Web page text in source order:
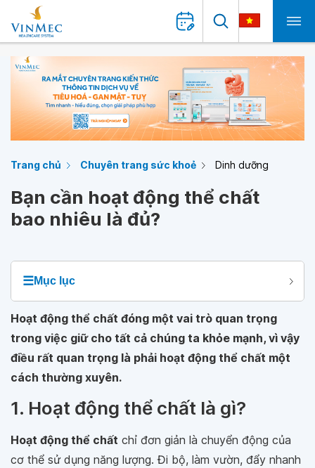
Trang chủ Chuyên trang sức khoẻ Dinh dưỡng
Bạn cần hoạt động thể chất
bao nhiêu là đủ?
☰Mục lục
Hoạt động thể chất đóng một vai trò quan trọng
trong việc giữ cho tất cả chúng ta khỏe mạnh, vì vậy
điều rất quan trọng là phải hoạt động thể chất một
cách thường xuyên.
1. Hoạt động thể chất là gì?
Hoạt động thể chất chỉ đơn giản là chuyển động của
cơ thể sử dụng năng lượng. Đi bộ, làm vườn, đẩy nhanh